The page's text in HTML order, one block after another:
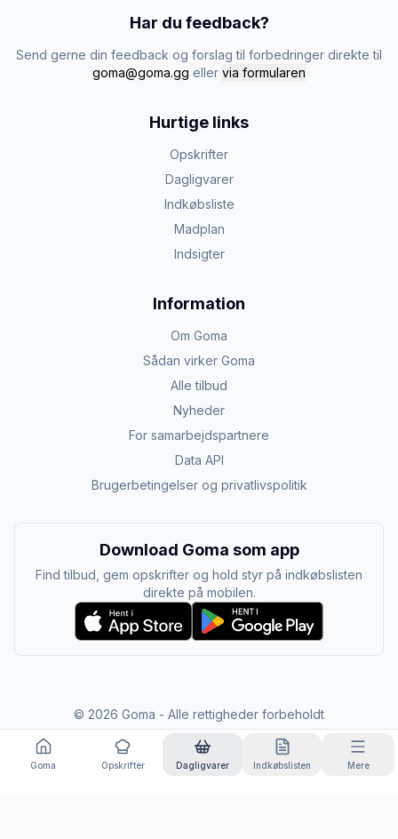
Har du feedback?
Send gerne din feedback og forslag til forbedringer direkte til
goma@goma.gg eller via formularen
Hurtige links
Opskrifter
Dagligvarer
Indkøbsliste
Madplan
Indsigter
Information
Om Goma
Sådan virker Goma
Alle tilbud
Nyheder
For samarbejdspartnere
Data API
Brugerbetingelser og privatlivspolitik
Download Goma som app
Find tilbud, gem opskrifter og hold styr på indkøbslisten
direkte på mobilen.
© 2026 Goma - Alle rettigheder forbeholdt
Goma Opskrifter Dagligvarer Indkøbslisten Mere